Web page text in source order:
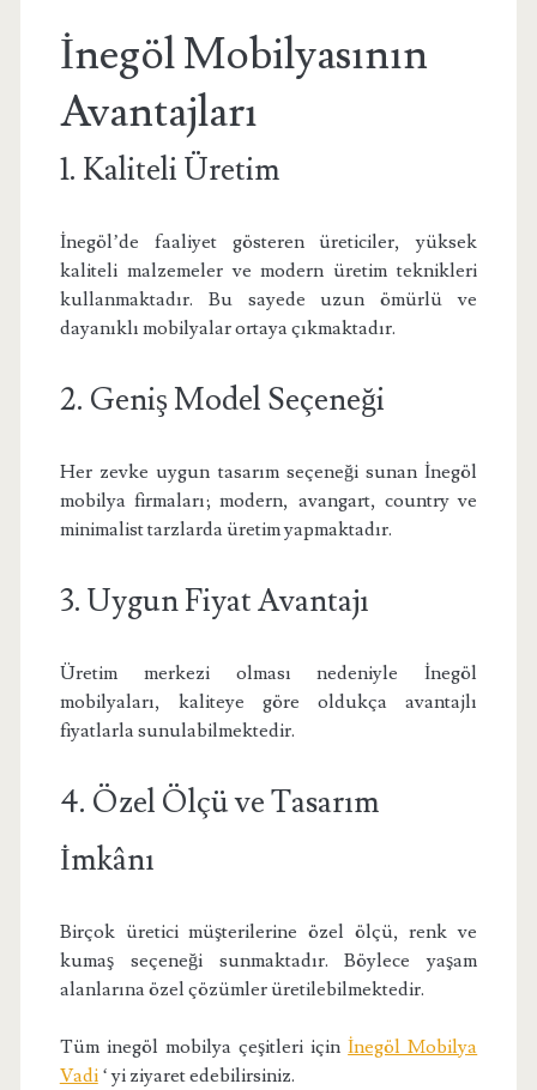
İnegöl Mobilyasının
Avantajları
1. Kaliteli Üretim
İnegöl’de faaliyet gösteren üreticiler, yüksek
kaliteli malzemeler ve modern üretim teknikleri
kullanmaktadır. Bu sayede uzun ömürlü ve
dayanıklı mobilyalar ortaya çıkmaktadır.
2. Geniş Model Seçeneği
Her zevke uygun tasarım seçeneği sunan İnegöl
mobilya firmaları; modern, avangart, country ve
minimalist tarzlarda üretim yapmaktadır.
3. Uygun Fiyat Avantajı
Üretim merkezi olması nedeniyle İnegöl
mobilyaları, kaliteye göre oldukça avantajlı
fiyatlarla sunulabilmektedir.
4. Özel Ölçü ve Tasarım
İmkânı
Birçok üretici müşterilerine özel ölçü, renk ve
kumaş seçeneği sunmaktadır. Böylece yaşam
alanlarına özel çözümler üretilebilmektedir.
Tüm inegöl mobilya çeşitleri içinİnegöl Mobilya
Vadi‘ yi ziyaret edebilirsiniz.